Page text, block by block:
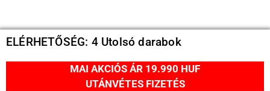
ELÉRHETŐSÉG: 4 Utolsó darabok
MAI AKCIÓS ÁR 19.990 HUF
UTÁNVÉTES FIZETÉS